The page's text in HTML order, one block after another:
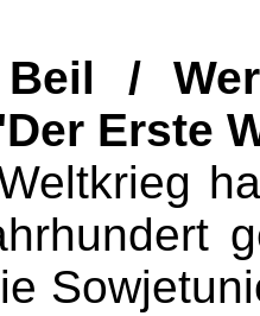
/
Erste